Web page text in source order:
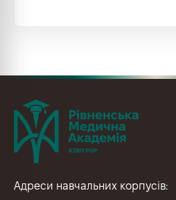
Адреси навчальних корпусів: